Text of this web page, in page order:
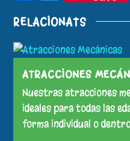
RELACIONATS
ATRACCIONES
Nuestras atracciones
ideales para todas las
forma individual o